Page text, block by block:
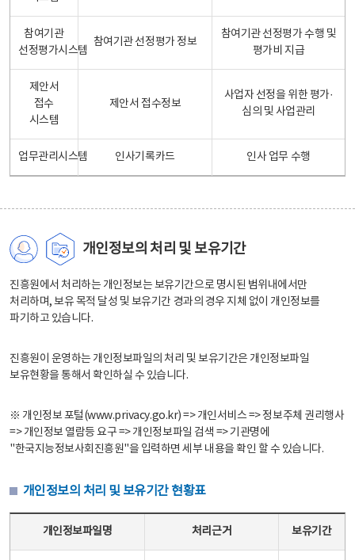
참여기관
선정평가시스템
참여기관 선정평가 정보
참여기관 선정평가 수행 및
평가비 지급
제안서
접수
시스템
제안서 접수정보
사업자 선정을 위한 평가·
심의 및 사업관리
업무관리시스템 인사기록카드 인사 업무 수행
개인정보의 처리 및 보유기간
진흥원에서 처리하는 개인정보는 보유기간으로 명시된 범위내에서만
처리하며, 보유 목적 달성 및 보유기간 경과의 경우 지체 없이 개인정보를
파기하고 있습니다.
진흥원이 운영하는 개인정보파일의 처리 및 보유기간은 개인정보파일
보유현황을 통해서 확인하실 수 있습니다.
※ 개인정보 포털(www.privacy.go.kr) => 개인서비스 => 정보주체 권리행사
=> 개인정보 열람등 요구 => 개인정보파일 검색 => 기관명에
"한국지능정보사회진흥원"을 입력하면 세부 내용을 확인 할 수 있습니다.
개인정보의 처리 및 보유기간 현황표
개인정보파일명 처리근거 보유기간